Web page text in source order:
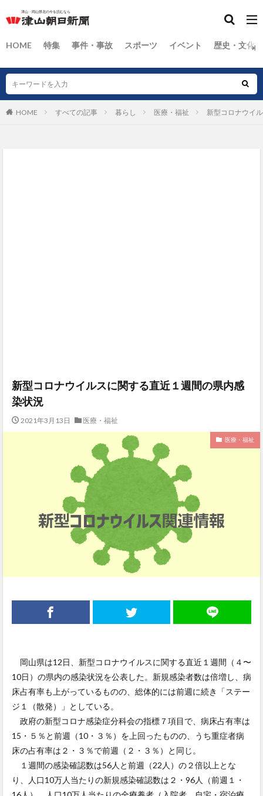
HOME 特集 事件・事故 スポーツ イベント 歴史・文化
HOME すべての記事 暮らし 医療・福祉 新型コロナウイ
新型コロナウイルスに関する直近１週間の県内感
染状況
2021年3月13日 医療・福祉
医療・福祉
岡山県は12日、新型コロナウイルスに関する直近１週間（４〜
10日）の県内の感染状況を公表した。新規感染者数は倍増し、病
床占有率も上がっているものの、総体的には前週に続き「ステー
ジ１（散発）」としている。
政府の新型コロナ感染症分科会の指標７項目で、病床占有率は
15・５％と前週（10・３％）を上回ったものの、うち重症者病
床の占有率は２・３％で前週（２・３％）と同じ。
１週間の感染確認数は56人と前週（22人）の２倍以上とな
り、人口10万人当たりの新規感染確認数は２・96人（前週１・